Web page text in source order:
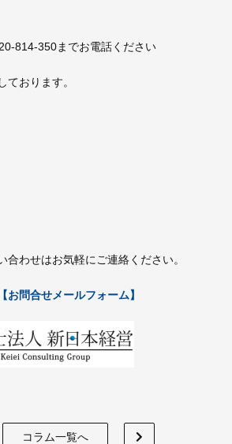
814-350までお電話ください
ております。
合わせはお気軽にご連絡ください。
【お問合せメールフォーム】
コラム一覧へ